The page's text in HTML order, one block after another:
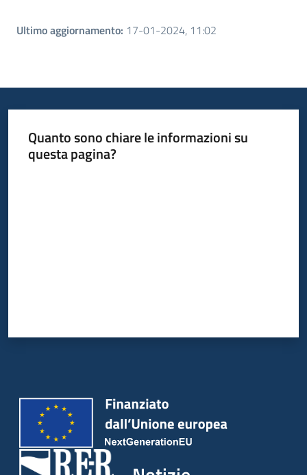
Ultimo aggiornamento: 17-01-2024, 11:02
Quanto sono chiare le informazioni su
questa pagina?